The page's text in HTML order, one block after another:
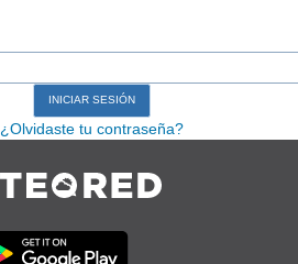
¿Olvidaste tu contraseña?